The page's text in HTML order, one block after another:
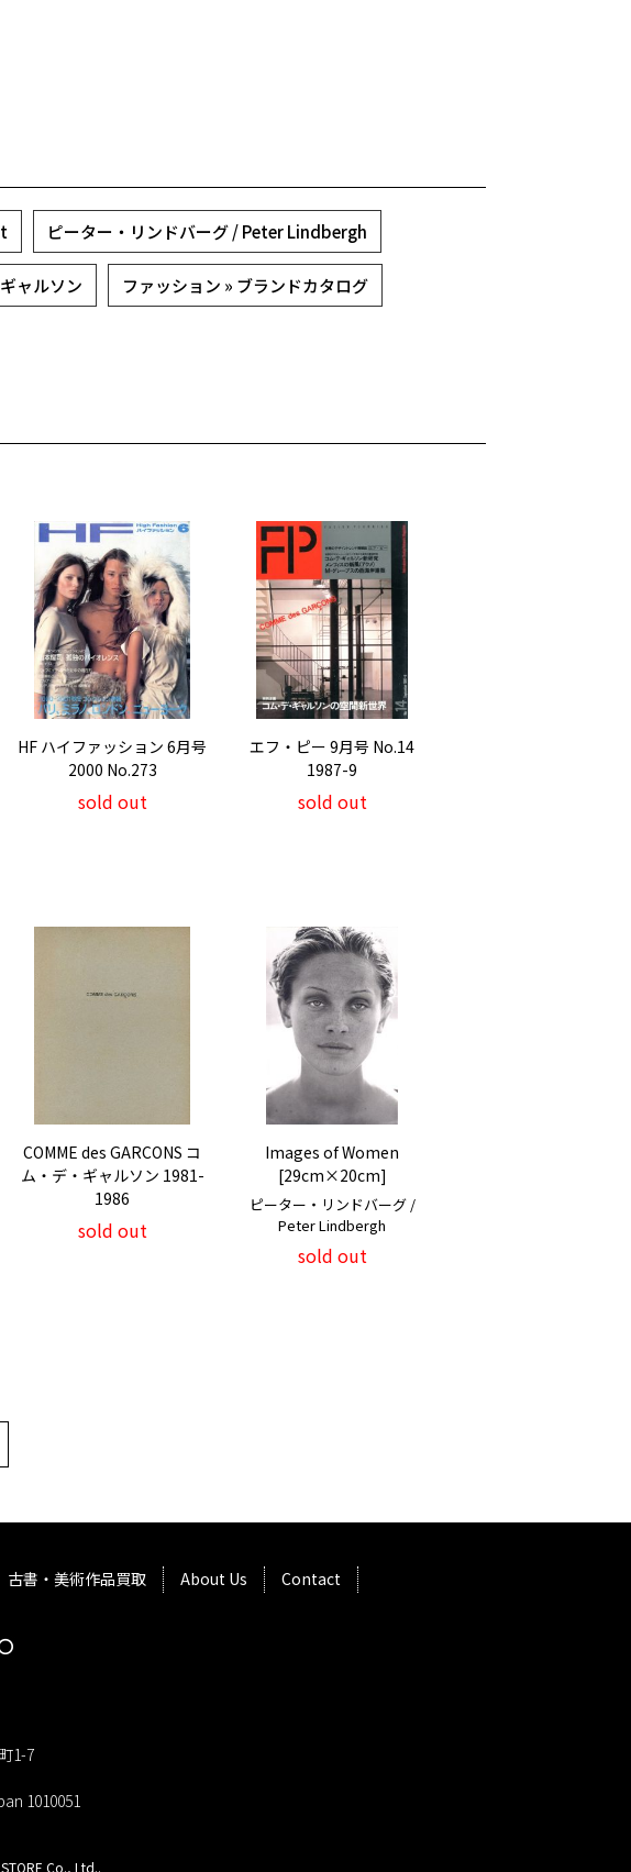
ピーター・リンドバーグ / Peter Lindbergh
ャルソン ファッション » ブランドカタログ
HF ハイファッション 6月号
2000 No.273
sold out
エフ・ピー 9月号 No.14
1987-9
sold out
COMME des GARCONS コ
ム・デ・ギャルソン 1981-
1986
sold out
Images of Women
[29cm×20cm]
ピーター・リンドバーグ /
Peter Lindbergh
sold out
古書・美術作品買取 About Us Contact
1-7
1010051
Co., Ltd..